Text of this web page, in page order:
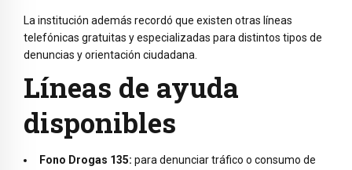
La institución además recordó que existen otras líneas
telefónicas gratuitas y especializadas para distintos tipos de
denuncias y orientación ciudadana.
Líneas de ayuda
disponibles
Fono Drogas 135: para denunciar tráfico o consumo de